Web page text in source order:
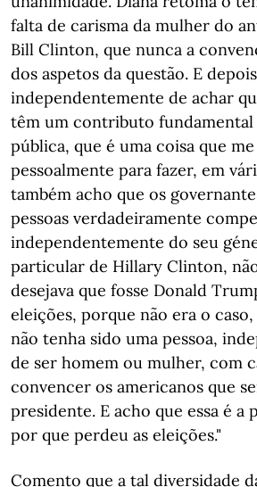
falta de carisma da mulher do
Bill Clinton, que nunca a
dos aspetos da questão. E
independentemente de achar
têm um contributo fundamental
pública, que é uma coisa que
pessoalmente para fazer, em
também acho que os
pessoas verdadeiramente
independentemente do seu
particular de Hillary Clinton,
desejava que fosse Donald
eleições, porque não era o
não tenha sido uma pessoa,
de ser homem ou mulher, com
convencer os americanos que
presidente. E acho que essa é a
por que perdeu as eleições."
Comento que a tal diversidade